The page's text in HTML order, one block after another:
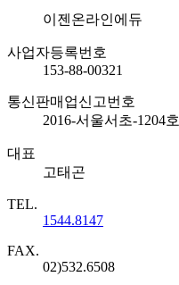
회사명이젠온라인에듀
사업자등록번호
153-88-00321
통신판매업신고번호
2016-서울서초-1204호
대표
고태곤
TEL.
1544.8147
FAX.
02)532.6508